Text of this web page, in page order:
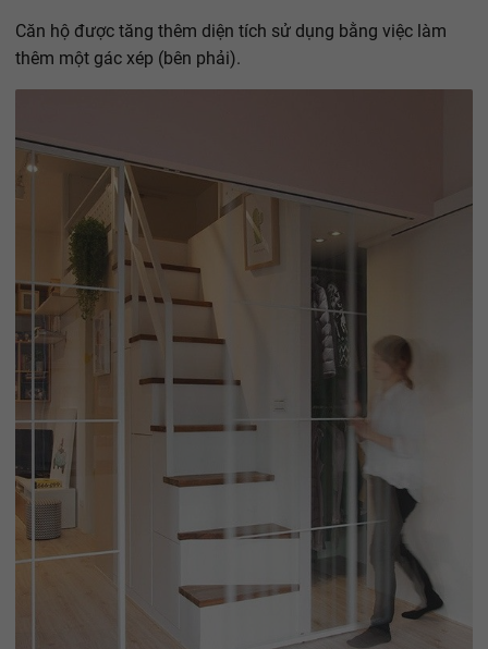
Căn hộ được tăng thêm diện tích sử dụng bằng việc làm
thêm một gác xép (bên phải).